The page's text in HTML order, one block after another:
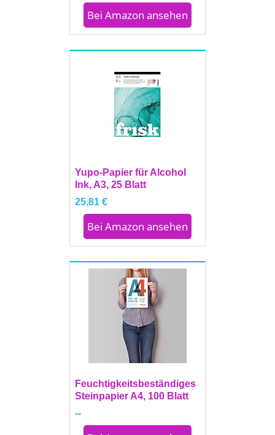
Bei Amazon ansehen
Yupo-Papier für Alcohol
Ink, A3, 25 Blatt
25,81 €
Bei Amazon ansehen
Feuchtigkeitsbeständiges
Steinpapier A4, 100 Blatt
--